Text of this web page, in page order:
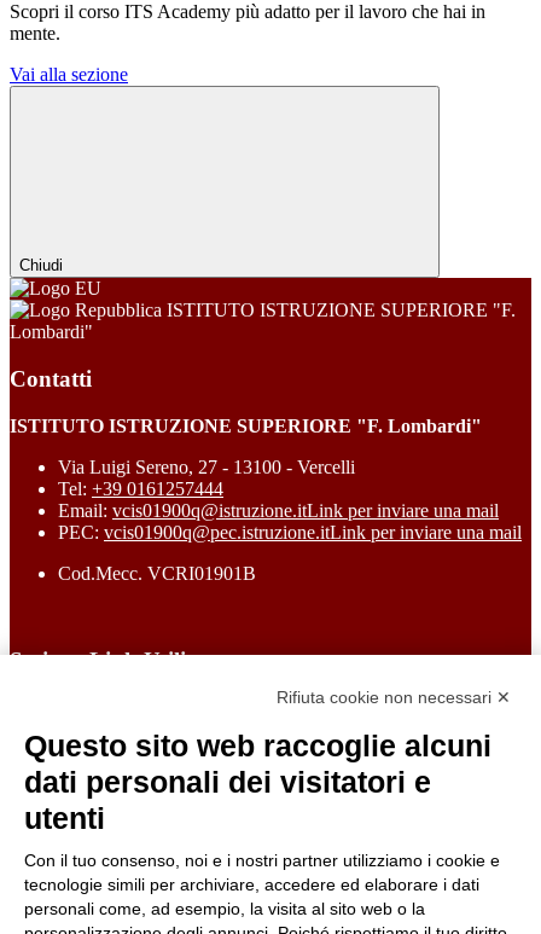
Scopri il corso ITS Academy più adatto per il lavoro che hai in
mente.
Vai alla sezione
Chiudi
ISTITUTO ISTRUZIONE SUPERIORE "F.
Lombardi"
Contatti
ISTITUTO ISTRUZIONE SUPERIORE "F. Lombardi"
Via Luigi Sereno, 27 - 13100 - Vercelli
Tel: +39 0161257444
Email: vcis01900q@istruzione.itLink per inviare una mail
PEC: vcis01900q@pec.istruzione.itLink per inviare una mail
Cod.Mecc. VCRI01901B
Sezione Link Utili
Informativa Privacy
Ufficio Relazioni con il Pubblico
Dichiarazione di accessibilità
Obiettivi di accessibilità
Gestione consensi cookie
Amministrazione trasparente
Pagina visualizzata
258 volte
Rifiuta cookie non necessari ✕
Questo sito web raccoglie alcuni
dati personali dei visitatori e
utenti
Con il tuo consenso, noi e i nostri partner utilizziamo i cookie e
tecnologie simili per archiviare, accedere ed elaborare i dati
personali come, ad esempio, la visita al sito web o la